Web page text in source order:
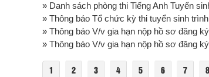
» Danh sách phòng thi Tiếng Anh Tuyển
» Thông báo Tổ chức kỳ thi tuyển sinh
» Thông báo V/v gia hạn nộp hồ sơ đăng
» Thông báo V/v gia hạn nộp hồ sơ đăng
1 2 3 4 5 6 7 8